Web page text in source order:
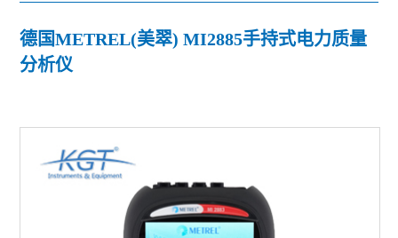
德国METREL(美翠) MI2885手持式电力质量
分析仪